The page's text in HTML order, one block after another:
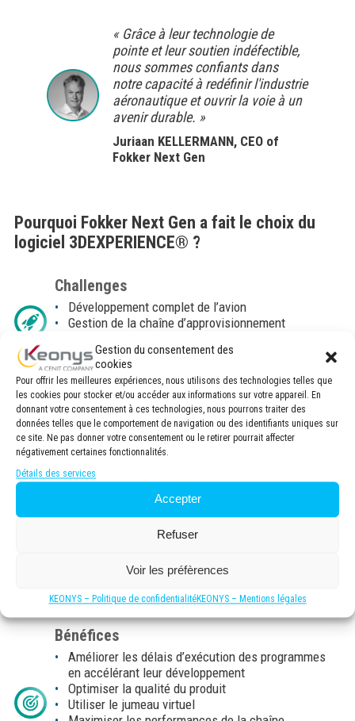
Gestion du consentement des
cookies
Pour offrir les meilleures expériences, nous utilisons des technologies telles que
les cookies pour stocker et/ou accéder aux informations sur votre appareil. En
donnant votre consentement à ces technologies, nous pourrons traiter des
données telles que le comportement de navigation ou des identifiants uniques sur
ce site. Ne pas donner votre consentement ou le retirer pourrait affecter
négativement certaines fonctionnalités.
Détails des services
Accepter
Refuser
Voir les préfèrences
KEONYS – Politique de confidentialitéKEONYS – Mentions légales
« Grâce à leur technologie de
pointe et leur soutien indéfectible,
nous sommes confiants dans
notre capacité à redéfinir l'industrie
aéronautique et ouvrir la voie à un
avenir durable. »
Juriaan KELLERMANN, CEO of
Fokker Next Gen
Pourquoi Fokker Next Gen a fait le choix du
logiciel 3DEXPERIENCE® ?
Challenges
Développement complet de l’avion
Gestion de la chaîne d’approvisionnement
Intégration des systèmes
Solution
La plate-forme 3DEXPERIENCE permet :
Co-conception : pour le développement y compris
Construction et exploitation: pour la production et la
chaîne d’approvisionnement
Autorisation d’exploitation : Certification
Bénéfices
Améliorer les délais d’exécution des programmes
en accélérant leur développement
Optimiser la qualité du produit
Utiliser le jumeau virtuel